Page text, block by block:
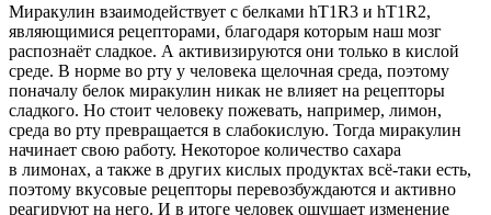
Миракулин взаимодействует с белками hT1R3 и hT1R2,
являющимися рецепторами, благодаря которым наш мозг
распознаёт сладкое. А активизируются они только в кислой
среде. В норме во рту у человека щелочная среда, поэтому
поначалу белок миракулин никак не влияет на рецепторы
сладкого. Но стоит человеку пожевать, например, лимон,
среда во рту превращается в слабокислую. Тогда миракулин
начинает свою работу. Некоторое количество сахара
в лимонах, а также в других кислых продуктах всё-таки есть,
поэтому вкусовые рецепторы перевозбуждаются и активно
реагируют на него. И в итоге человек ощущает изменение